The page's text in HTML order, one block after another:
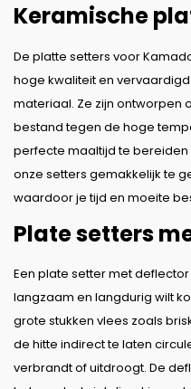
Keramische
De platte setters voor
hoge kwaliteit en
materiaal. Ze zijn ontworpen
bestand tegen de hoge
perfecte maaltijd te
onze setters gemakkelijk te
waardoor je tijd en moeite
Plate setters
Een plate setter met
langzaam en langdurig wilt
grote stukken vlees zoals
de hitte indirect te laten
verbrandt of uitdroogt. De